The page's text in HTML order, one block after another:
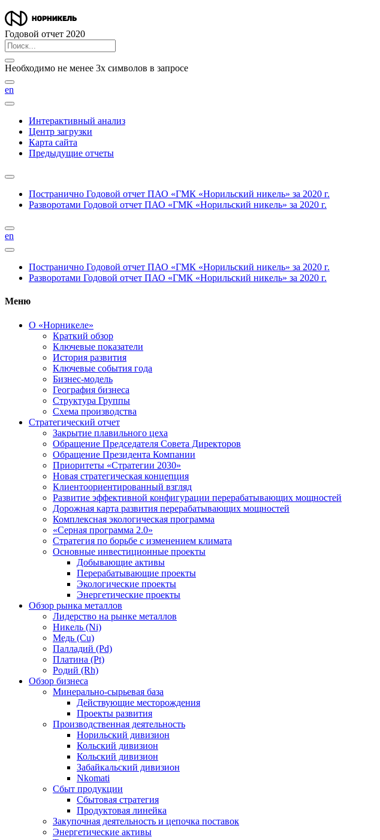
Годовой отчет 2020
Необходимо не менее 3х символов в запросе
en
Интерактивный анализ
Центр загрузки
Карта сайта
Предыдущие отчеты
Постранично Годовой отчет ПАО «ГМК «Норильский никель» за 2020 г.
Разворотами Годовой отчет ПАО «ГМК «Норильский никель» за 2020 г.
en
Постранично Годовой отчет ПАО «ГМК «Норильский никель» за 2020 г.
Разворотами Годовой отчет ПАО «ГМК «Норильский никель» за 2020 г.
Меню
О «Норникеле»
Краткий обзор
Ключевые показатели
История развития
Ключевые события года
Бизнес-модель
География бизнеса
Структура Группы
Схема производства
Стратегический отчет
Закрытие плавильного цеха
Обращение Председателя Совета Директоров
Обращение Президента Компании
Приоритеты «Стратегии 2030»
Новая стратегическая концепция
Клиентоориентированный взгляд
Развитие эффективной конфигурации перерабатывающих мощностей
Дорожная карта развития перерабатывающих мощностей
Комплексная экологическая программа
«Серная программа 2.0»
Стратегия по борьбе с изменением климата
Основные инвестиционные проекты
Добывающие активы
Перерабатывающие проекты
Экологические проекты
Энергетические проекты
Обзор рынка металлов
Лидерство на рынке металлов
Никель (Ni)
Медь (Cu)
Палладий (Pd)
Платина (Pt)
Родий (Rh)
Обзор бизнеса
Минерально-сырьевая база
Действующие месторождения
Проекты развития
Производственная деятельность
Норильский дивизион
Кольский дивизион
Кольский дивизион
Забайкальский дивизион
Nkomati
Сбыт продукции
Сбытовая стратегия
Продуктовая линейка
Закупочная деятельность и цепочка поставок
Энергетические активы